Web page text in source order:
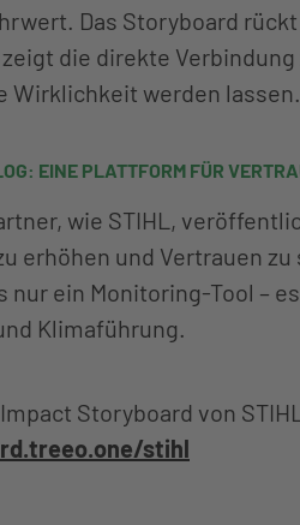
Das Storyboard
die direkte
Wirklichkeit werden lassen.
EINE PLATTFORM FÜR
wie STIHL,
erhöhen und Vertrauen
nur ein Monitoring-Tool –
Klimaführung.
Storyboard von
stihl